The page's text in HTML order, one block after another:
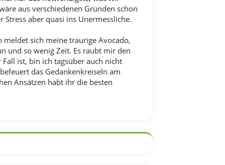
aus verschiedenen Gründen schon
aber quasi ins Unermessliche.
sich meine traurige Avocado,
und so wenig Zeit. Es raubt mir den
ist, bin ich tagsüber auch nicht
das Gedankenkreiseln am
Ansätzen habt ihr die besten